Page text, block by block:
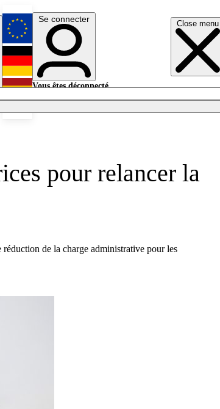
Close menu
English
Deutsch
Se connecter
Vous êtes déconnecté.
pour relancer la
de la charge administrative pour les